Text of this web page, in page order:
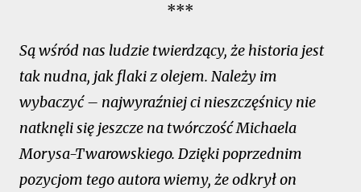
***
Są wśród nas ludzie twierdzący, że historia jest
tak nudna, jak flaki z olejem. Należy im
wybaczyć – najwyraźniej ci nieszczęśnicy nie
natknęli się jeszcze na twórczość Michaela
Morysa-Twarowskiego. Dzięki poprzednim
pozycjom tego autora wiemy, że odkrył on